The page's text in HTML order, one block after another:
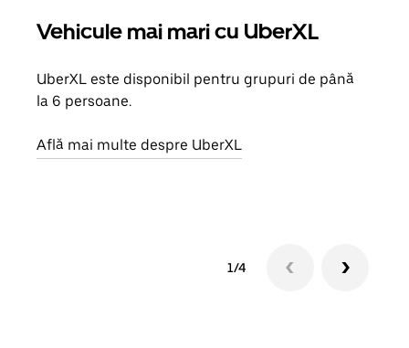
Vehicule mai mari cu UberXL
UberXL este disponibil pentru grupuri de până
la 6 persoane.
Află mai multe despre UberXL
1/4